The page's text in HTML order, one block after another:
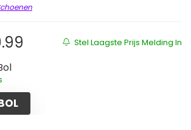
Stel Laagste Prijs Melding In
prijs was:
Huidige prijs is: €59.99.
Bol